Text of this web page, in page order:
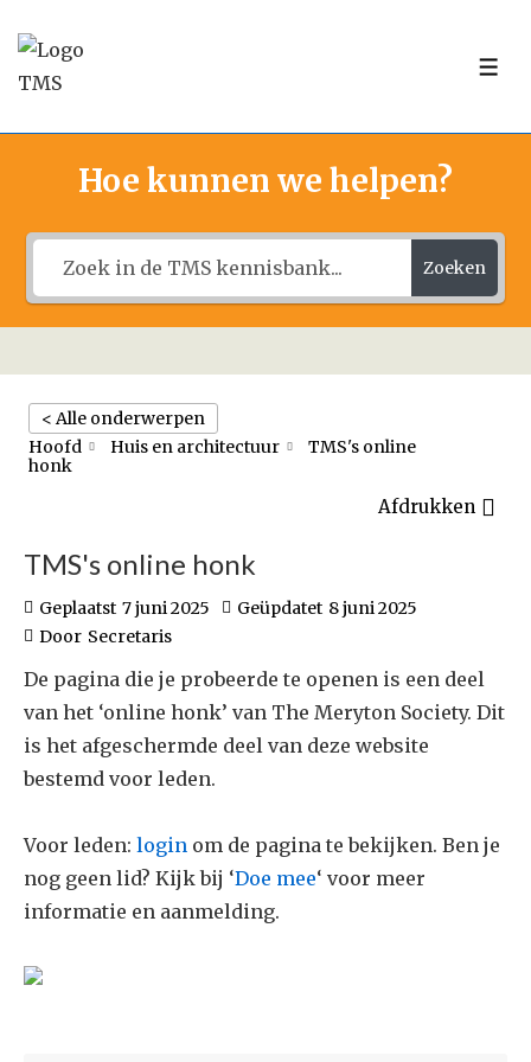
Doorgaan
naar
Hoe kunnen we helpen?
Zoeken
< Alle onderwerpen
Hoofd
Huis en architectuur
TMS's online
honk
Afdrukken
TMS's online honk
Geplaatst 7 juni 2025 Geüpdatet 8 juni 2025
Door Secretaris
De pagina die je probeerde te openen is een deel
van het ‘online honk’ van The Meryton Society. Dit
is het afgeschermde deel van deze website
bestemd voor leden.
Voor leden: login om de pagina te bekijken. Ben je
nog geen lid? Kijk bij ‘Doe mee‘ voor meer
informatie en aanmelding.